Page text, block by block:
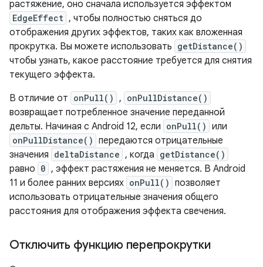
растяжение, оно сначала используется эффектом
EdgeEffect , чтобы полностью сняться до
отображения других эффектов, таких как вложенная
прокрутка. Вы можете использовать getDistance()
чтобы узнать, какое расстояние требуется для снятия
текущего эффекта.
В отличие от onPull() , onPullDistance()
возвращает потребленное значение переданной
дельты. Начиная с Android 12, если onPull() или
onPullDistance() передаются отрицательные
значения deltaDistance , когда getDistance()
равно 0 , эффект растяжения не меняется. В Android
11 и более ранних версиях onPull() позволяет
использовать отрицательные значения общего
расстояния для отображения эффекта свечения.
Отключить функцию перепрокрутки